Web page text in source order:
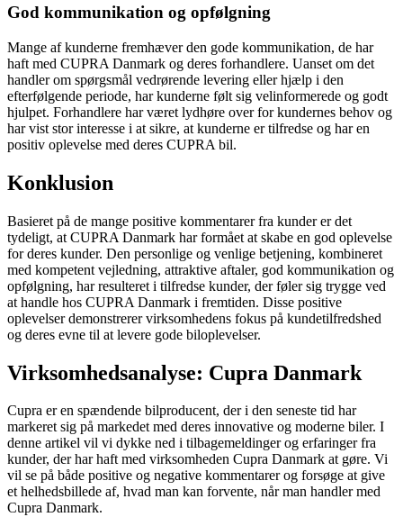
God kommunikation og opfølgning
Mange af kunderne fremhæver den gode kommunikation, de har
haft med CUPRA Danmark og deres forhandlere. Uanset om det
handler om spørgsmål vedrørende levering eller hjælp i den
efterfølgende periode, har kunderne følt sig velinformerede og godt
hjulpet. Forhandlere har været lydhøre over for kundernes behov og
har vist stor interesse i at sikre, at kunderne er tilfredse og har en
positiv oplevelse med deres CUPRA bil.
Konklusion
Basieret på de mange positive kommentarer fra kunder er det
tydeligt, at CUPRA Danmark har formået at skabe en god oplevelse
for deres kunder. Den personlige og venlige betjening, kombineret
med kompetent vejledning, attraktive aftaler, god kommunikation og
opfølgning, har resulteret i tilfredse kunder, der føler sig trygge ved
at handle hos CUPRA Danmark i fremtiden. Disse positive
oplevelser demonstrerer virksomhedens fokus på kundetilfredshed
og deres evne til at levere gode biloplevelser.
Virksomhedsanalyse: Cupra Danmark
Cupra er en spændende bilproducent, der i den seneste tid har
markeret sig på markedet med deres innovative og moderne biler. I
denne artikel vil vi dykke ned i tilbagemeldinger og erfaringer fra
kunder, der har haft med virksomheden Cupra Danmark at gøre. Vi
vil se på både positive og negative kommentarer og forsøge at give
et helhedsbillede af, hvad man kan forvente, når man handler med
Cupra Danmark.